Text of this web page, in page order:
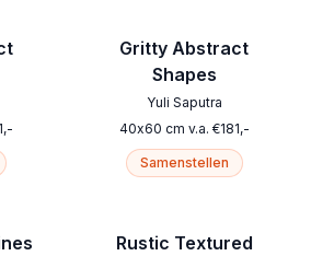
,-
Gritty Abstract
Shapes
Yuli Saputra
40x60 cm v.a. €181,-
Samenstellen
Rustic Textured